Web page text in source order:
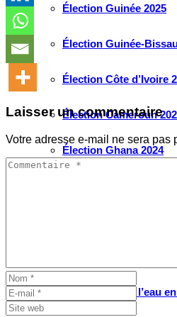
Élection Guinée 2025
Élection Guinée-
Élection Côte d’Ivoire
Élection Cameroun
Élection Ghana 2024
Les défis liés à l’eau
Laisser un commentaire
Votre adresse e-mail ne sera pas